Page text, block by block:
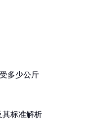
多少公斤
其标准解析